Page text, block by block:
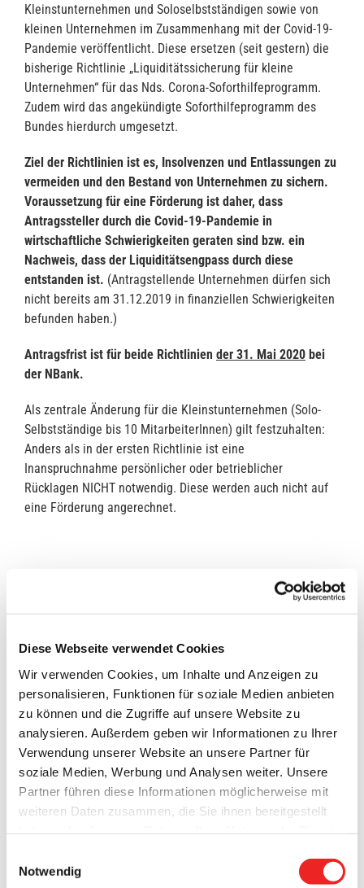
Diese Webseite verwendet Cookies
Wir verwenden Cookies, um Inhalte und Anzeigen zu
personalisieren, Funktionen für soziale Medien anbieten
zu können und die Zugriffe auf unsere Website zu
analysieren. Außerdem geben wir Informationen zu Ihrer
Verwendung unserer Website an unsere Partner für
soziale Medien, Werbung und Analysen weiter. Unsere
Partner führen diese Informationen möglicherweise mit
weiteren Daten zusammen, die Sie ihnen bereitgestellt
werden auch bei der Auswahl von
gesetzt.
Notwendig
Kleinstunternehmen und Soloselbstständigen sowie von
kleinen Unternehmen im Zusammenhang mit der Covid-19-
Pandemie veröffentlicht. Diese ersetzen (seit gestern) die
bisherige Richtlinie „Liquiditätssicherung für kleine
Unternehmen“ für das Nds. Corona-Soforthilfeprogramm.
Zudem wird das angekündigte Soforthilfeprogramm des
Bundes hierdurch umgesetzt.
Ziel der Richtlinien ist es, Insolvenzen und Entlassungen zu
vermeiden und den Bestand von Unternehmen zu sichern.
Voraussetzung für eine Förderung ist daher, dass
Antragssteller durch die Covid-19-Pandemie in
wirtschaftliche Schwierigkeiten geraten sind bzw. ein
Nachweis, dass der Liquiditätsengpass durch diese
entstanden ist. (Antragstellende Unternehmen dürfen sich
nicht bereits am 31.12.2019 in finanziellen Schwierigkeiten
befunden haben.)
Antragsfrist ist für beide Richtlinien der 31. Mai 2020 bei
der NBank.
Als zentrale Änderung für die Kleinstunternehmen (Solo-
Selbstständige bis 10 MitarbeiterInnen) gilt festzuhalten:
Anders als in der ersten Richtlinie ist eine
Inanspruchnahme persönlicher oder betrieblicher
Rücklagen NICHT notwendig. Diese werden auch nicht auf
eine Förderung angerechnet.
Kleinstunternehmen und Soloselbständige“
Mit dieser Richtlinie setzt das Land Niedersachsen das
Soloselbstständige“ des Bundes(Klicken Sie >> hier << für
den Download eines Kurzfakten-Datenblatts zur Soforthilfe)
um.
Antragsberechtigt sind kleine Unternehmen (einschl.
Unternehmen der landwirtschaftlichen Urproduktion) sowie
Soloselbständige und Angehörige der freien Berufe mit bis
zu 10 Beschäftigten (Vollzeitäquivalente)
von der Anzahl der Beschäftigten (für drei Monate):